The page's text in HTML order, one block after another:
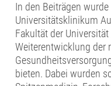
In den Beiträgen
Universitätsklinikum
Fakultät der
Weiterentwicklung der
bieten. Dabei wurden